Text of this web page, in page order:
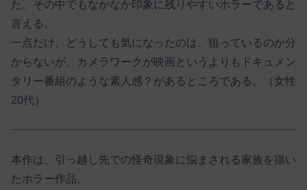
た。その中でもなかなか印象に残りやすいホラーであると
言える。
一点だけ、どうしても気になったのは、狙っているのか分
からないが、カメラワークが映画というよりもドキュメン
タリー番組のような素人感？があるところである。（女性
20代）
本作は、引っ越し先での怪奇現象に悩まされる家族を描い
たホラー作品。